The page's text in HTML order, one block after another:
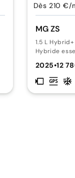
MG ZS
1.5 L
Hybride
2025•12
Dès 210 €/